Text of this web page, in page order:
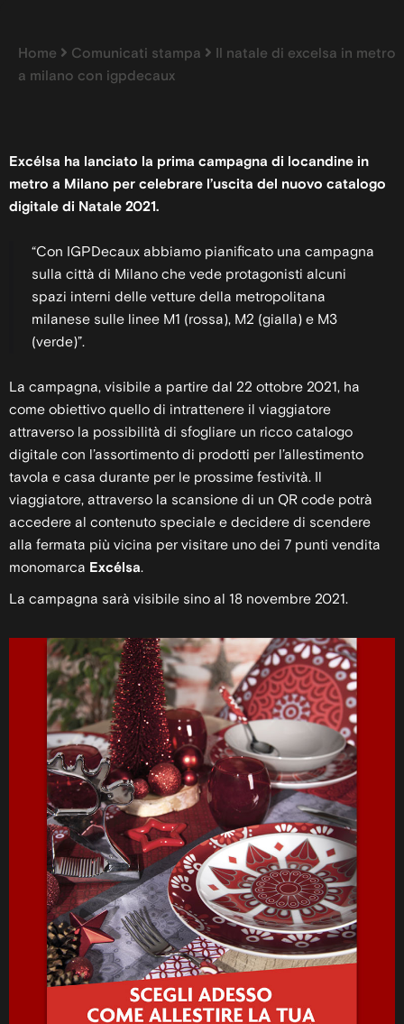
Home Comunicati stampa
Il natale di excelsa in metro
a milano con igpdecaux
Excélsa ha lanciato la prima campagna di locandine in
metro a Milano per celebrare l’uscita del nuovo catalogo
digitale di Natale 2021.
“Con IGPDecaux abbiamo pianificato una campagna
sulla città di Milano che vede protagonisti alcuni
spazi interni delle vetture della metropolitana
milanese sulle linee M1 (rossa), M2 (gialla) e M3
(verde)”.
La campagna, visibile a partire dal 22 ottobre 2021, ha
come obiettivo quello di intrattenere il viaggiatore
attraverso la possibilità di sfogliare un ricco catalogo
digitale con l’assortimento di prodotti per l’allestimento
tavola e casa durante per le prossime festività. Il
viaggiatore, attraverso la scansione di un QR code potrà
accedere al contenuto speciale e decidere di scendere
alla fermata più vicina per visitare uno dei 7 punti vendita
monomarca Excélsa.
La campagna sarà visibile sino al 18 novembre 2021.